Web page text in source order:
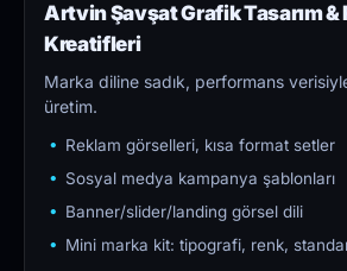
Artvin Şavşat Grafik Tasarım &
Kreatifleri
Marka diline sadık, performans
üretim.
Reklam görselleri, kısa format setler
Sosyal medya kampanya şablonları
Banner/slider/landing görsel dili
Mini marka kit: tipografi, renk,